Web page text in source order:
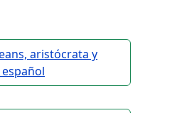
aristócrata y